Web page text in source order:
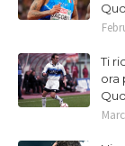
Ti
ora